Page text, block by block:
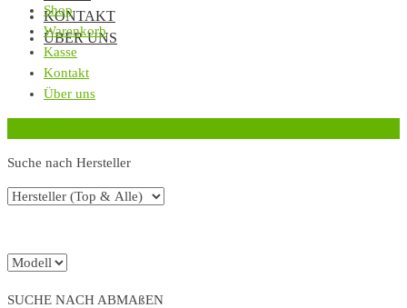
KONTAKT
ÜBER UNS
Shop
Warenkorb
Kasse
Kontakt
Über uns
Suche nach Hersteller
SUCHE NACH ABMAßEN